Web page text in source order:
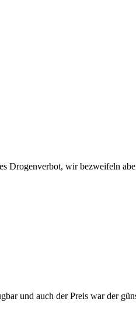
Drogenverbot, wir bezweifeln
und auch der Preis war der